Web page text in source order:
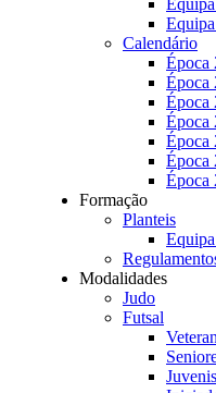
Calendário
Época
Época
Época
Época
Época
Época
Época
Formação
Planteis
Modalidades
Judo
Futsal
Juvenis